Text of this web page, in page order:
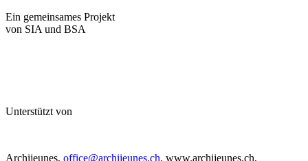
Ein gemeinsames Projekt
von SIA und BSA
Unterstützt von
Archijeunes, office@archijeunes.ch, www.archijeunes.ch,